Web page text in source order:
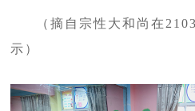
（摘自宗性大和尚在
示）